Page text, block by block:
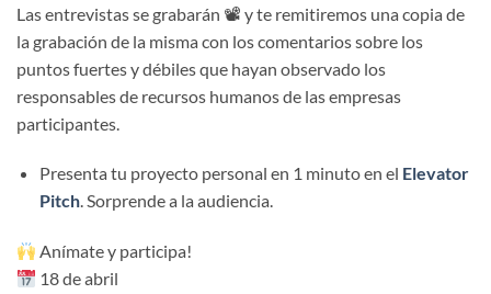
Las entrevistas se grabarán 📽 y te remitiremos una copia de
la grabación de la misma con los comentarios sobre los
puntos fuertes y débiles que hayan observado los
responsables de recursos humanos de las empresas
participantes.
Presenta tu proyecto personal en 1 minuto en el Elevator
Pitch. Sorprende a la audiencia.
Anímate y participa!
18 de abril